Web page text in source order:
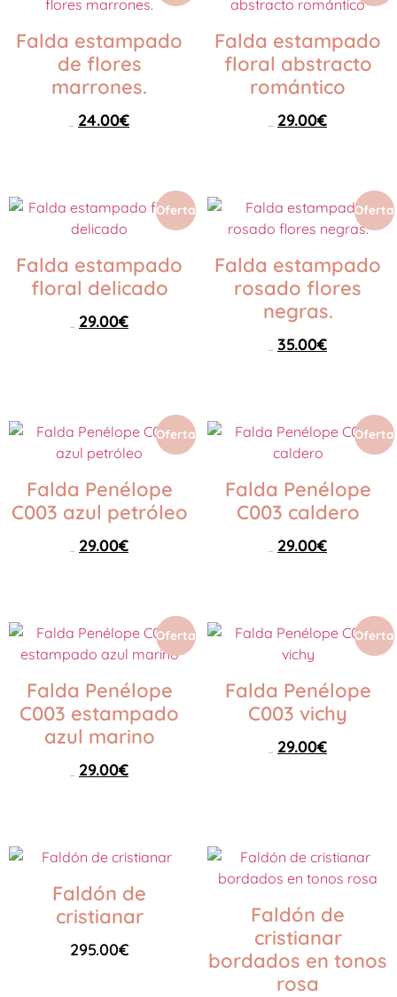
Falda estampado
de flores
marrones.
24.00€
Falda estampado
floral abstracto
romántico
29.00€
Oferta
Falda estampado
floral delicado
29.00€
Oferta
Falda estampado
rosado flores
negras.
35.00€
Oferta
Falda Penélope
C003 azul petróleo
29.00€
Oferta
Falda Penélope
C003 caldero
29.00€
Oferta
Falda Penélope
C003 estampado
azul marino
29.00€
Oferta
Falda Penélope
C003 vichy
29.00€
Faldón de
cristianar
295.00€
Faldón de
cristianar
bordados en tonos
rosa